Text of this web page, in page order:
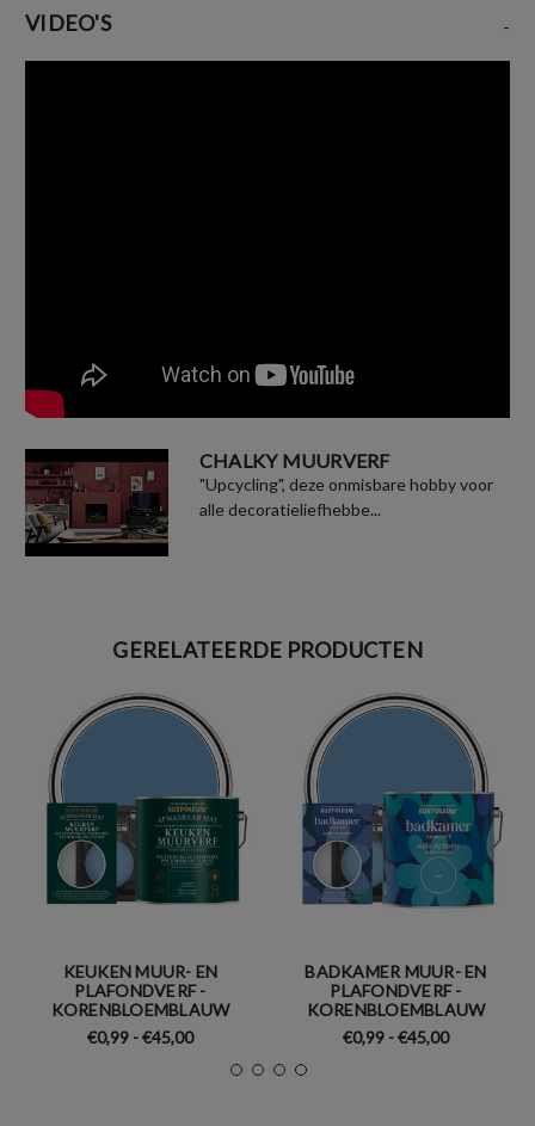
VIDEO'S -
CHALKY MUURVERF
"Upcycling", deze onmisbare hobby voor
alle decoratieliefhebbe...
GERELATEERDE PRODUCTEN
KEUKEN MUUR- EN
PLAFONDVERF -
KORENBLOEMBLAUW
€0,99 - €45,00
BADKAMER MUUR- EN
PLAFONDVERF -
KORENBLOEMBLAUW
€0,99 - €45,00